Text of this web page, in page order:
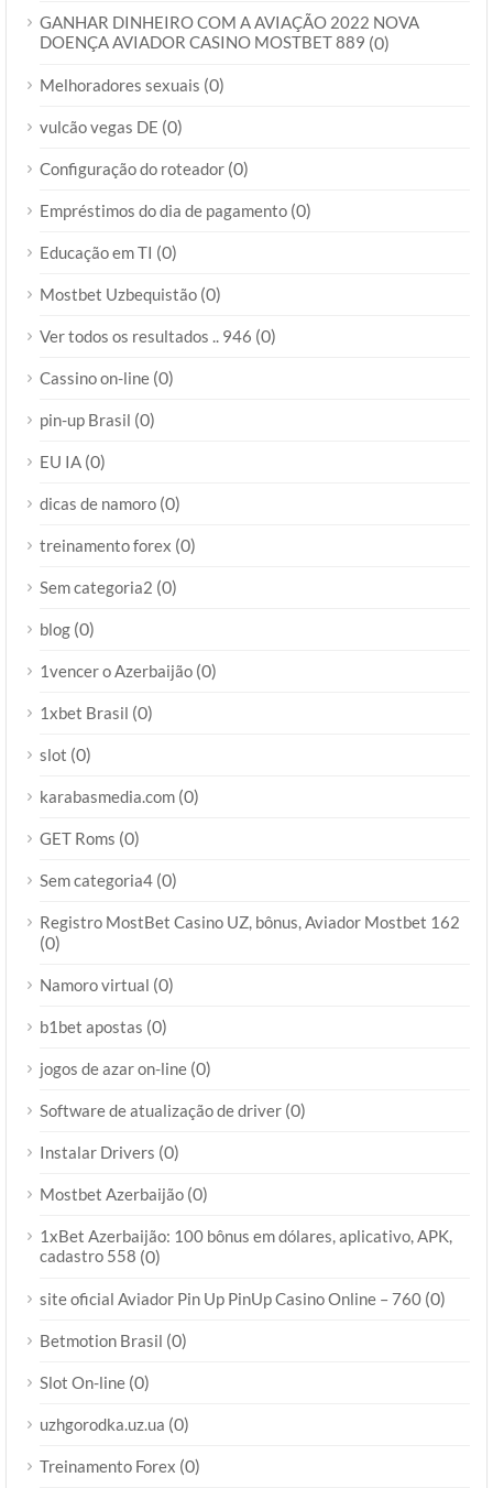
GANHAR DINHEIRO COM A AVIAÇÃO 2022 NOVA
DOENÇA AVIADOR CASINO MOSTBET 889 (0)
Melhoradores sexuais (0)
vulcão vegas DE (0)
Configuração do roteador (0)
Empréstimos do dia de pagamento (0)
Educação em TI (0)
Mostbet Uzbequistão (0)
Ver todos os resultados .. 946 (0)
Cassino on-line (0)
pin-up Brasil (0)
EU IA (0)
dicas de namoro (0)
treinamento forex (0)
Sem categoria2 (0)
blog (0)
1vencer o Azerbaijão (0)
1xbet Brasil (0)
slot (0)
karabasmedia.com (0)
GET Roms (0)
Sem categoria4 (0)
Registro MostBet Casino UZ, bônus, Aviador Mostbet 162
(0)
Namoro virtual (0)
b1bet apostas (0)
jogos de azar on-line (0)
Software de atualização de driver (0)
Instalar Drivers (0)
Mostbet Azerbaijão (0)
1xBet Azerbaijão: 100 bônus em dólares, aplicativo, APK,
cadastro 558 (0)
site oficial Aviador Pin Up PinUp Casino Online – 760 (0)
Betmotion Brasil (0)
Slot On-line (0)
uzhgorodka.uz.ua (0)
Treinamento Forex (0)